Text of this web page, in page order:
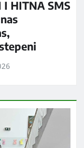
I HITNA SMS